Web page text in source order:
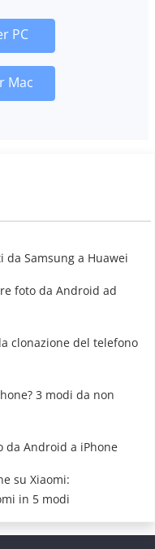
PC
Mac
Samsung a Huawei
foto da Android ad
clonazione del telefono
3 modi da non
da Android a iPhone
su Xiaomi:
in 5 modi